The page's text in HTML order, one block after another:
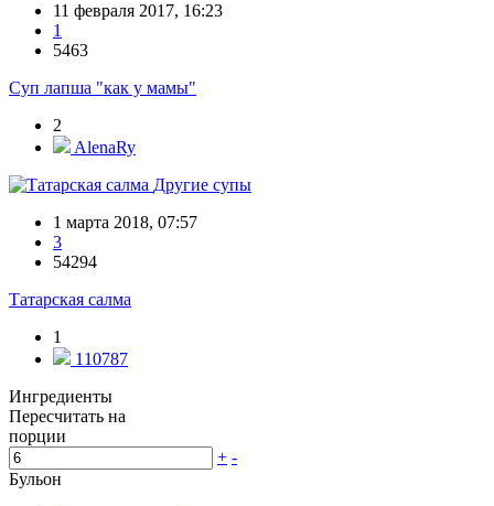
11 февраля 2017, 16:23
1
5463
Суп лапша "как у мамы"
2
AlenaRy
Другие супы
1 марта 2018, 07:57
3
54294
Татарская салма
1
110787
Ингредиенты
Пересчитать на
порции
+ -
Бульон